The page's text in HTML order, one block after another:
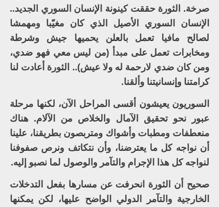
صرخة. الثورة حققت كينونة الإنسان السوري الجديد..
الإنسان السوري الأصيل الذي كان مغيّبا ومهمشا
لصالح مافيا تعمل بالعلن يحميها جيش وشرطة
ومخابرات تعمل على مبدأ (من ليس معي فهو ضدي،
ومن كان ضدي لارحمة له ولا عيش).. الثورة أعادت لنا
كرامتنا وإنسانيتنا وألقنا.
السوريون يعيشون أقسى المراحل الآن، لكنها مرحلة
عبور نحو تحقيق الآمال والخلاص من الآلام. هناك
منعطفات ومطبات وأشواك ومتربصون بطريقنا، علينا
أن نواجه كل ما يعترضنا، وأن نتكاتف ونرص صفوفنا
لنواجه كل هذا الإجرام والتآمر والوصول لما نصبو إليه.
صحيح أن الثورة انحرفت عن مسارها بفعل التدخلات
الخارجية والتآمر الدولي الواضح عليها، لكن يمكنها